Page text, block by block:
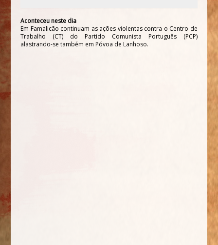
Aconteceu neste dia
Em Famalicão continuam as ações violentas contra o Centro de
Trabalho (CT) do Partido Comunista Português (PCP)
alastrando-se também em Póvoa de Lanhoso.